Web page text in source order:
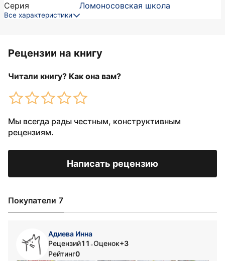
Серия
Ломоносовская школа
Все характеристики
Рецензии на книгу
Читали книгу? Как она вам?
Мы всегда рады честным, конструктивным
рецензиям.
Написать рецензию
Покупатели 7
Адиева Инна
Рецензий11 •Оценок+3
Рейтинг0